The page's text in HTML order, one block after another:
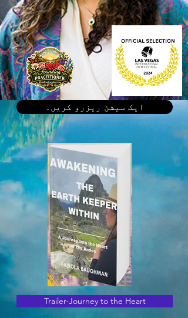
ایک سیشن ریزرو کریں۔
Trailer-Journey to the Heart